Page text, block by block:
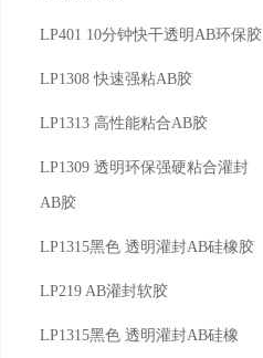
LP401 10分钟快干透明AB环保胶
LP1308 快速强粘AB胶
LP1313 高性能粘合AB胶
LP1309 透明环保强硬粘合灌封
AB胶
LP1315黑色 透明灌封AB硅橡胶
LP219 AB灌封软胶
LP1315黑色 透明灌封AB硅橡